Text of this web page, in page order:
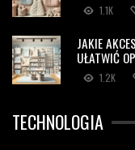
1.1K
JAKIE
UŁATWIĆ
1.2K
TECHNOLOGIA